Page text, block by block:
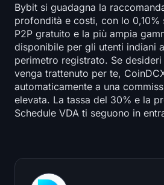
Bybit si guadagna la
profondità e costi, con lo 0,10%
P2P gratuito e la più ampia
disponibile per gli utenti indiani
perimetro registrato. Se
venga trattenuto per te,
automaticamente a una
elevata. La tassa del 30% e la
Schedule VDA ti seguono in